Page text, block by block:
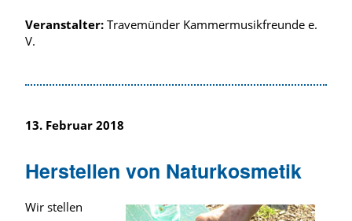
Veranstalter: Travemünder Kammermusikfreunde e.
V.
13. Februar 2018
Herstellen von Naturkosmetik
Wir stellen